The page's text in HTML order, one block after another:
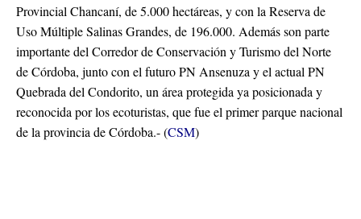
Provincial Chancaní, de 5.000 hectáreas, y con la Reserva de
Uso Múltiple Salinas Grandes, de 196.000. Además son parte
importante del Corredor de Conservación y Turismo del Norte
de Córdoba, junto con el futuro PN Ansenuza y el actual PN
Quebrada del Condorito, un área protegida ya posicionada y
reconocida por los ecoturistas, que fue el primer parque nacional
de la provincia de Córdoba.- (CSM)